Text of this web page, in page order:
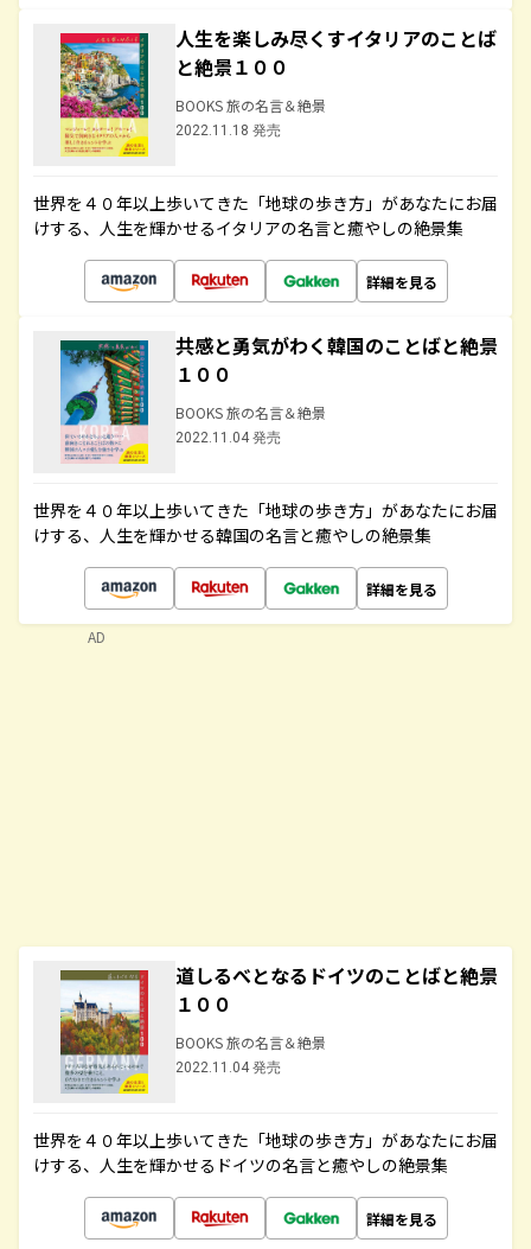
人生を楽しみ尽くすイタリアのことば
と絶景１００
BOOKS 旅の名言＆絶景
2022.11.18 発売
世界を４０年以上歩いてきた「地球の歩き方」があなたにお届
けする、人生を輝かせるイタリアの名言と癒やしの絶景集
詳細を見る
共感と勇気がわく韓国のことばと絶景
１００
BOOKS 旅の名言＆絶景
2022.11.04 発売
世界を４０年以上歩いてきた「地球の歩き方」があなたにお届
けする、人生を輝かせる韓国の名言と癒やしの絶景集
詳細を見る
道しるべとなるドイツのことばと絶景
１００
BOOKS 旅の名言＆絶景
2022.11.04 発売
世界を４０年以上歩いてきた「地球の歩き方」があなたにお届
けする、人生を輝かせるドイツの名言と癒やしの絶景集
詳細を見る
AD